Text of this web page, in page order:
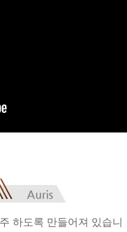
하도록 만들어져 있습니